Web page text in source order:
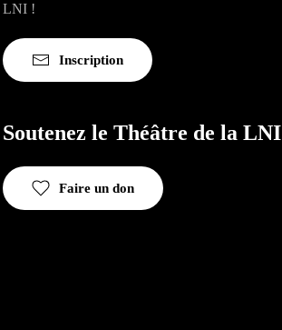
LNI !
Inscription
Soutenez le Théâtre de la LNI
Faire un don